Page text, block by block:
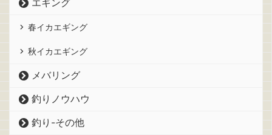
春イカエギング
秋イカエギング
メバリング
釣りノウハウ
釣り-その他